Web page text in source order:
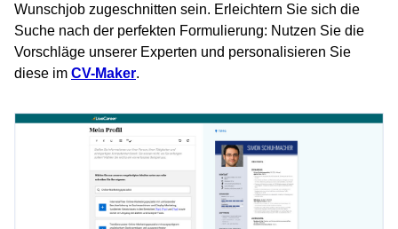
Wunschjob zugeschnitten sein. Erleichtern Sie sich die
Suche nach der perfekten Formulierung: Nutzen Sie die
Vorschläge unserer Experten und personalisieren Sie
diese im CV-Maker.